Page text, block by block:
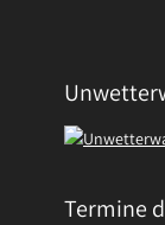
Termine